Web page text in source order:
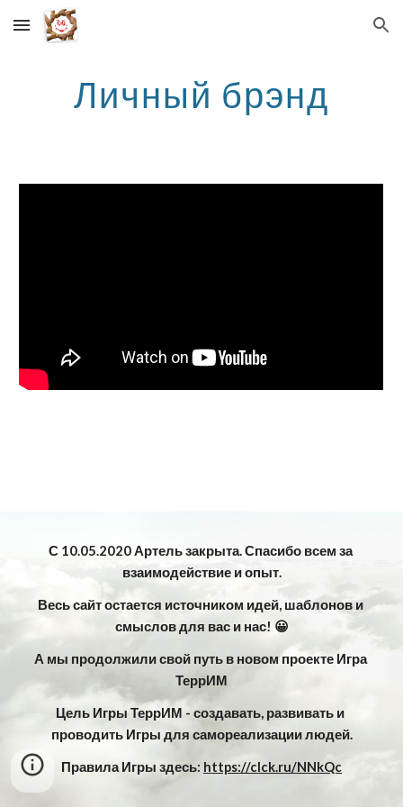
Skip to main content Skip to navigation
Личный брэнд
С 10.05.2020 Артель закрыта. Спасибо всем за
взаимодействие и опыт.
Весь сайт остается источником идей, шаблонов и
смыслов для вас и нас! 😀
А мы продолжили свой путь в новом проекте Игра
ТеррИМ
Цель Игры ТеррИМ - создавать, развивать и
проводить Игры для самореализации людей.
Правила Игры здесь: https://clck.ru/NNkQc